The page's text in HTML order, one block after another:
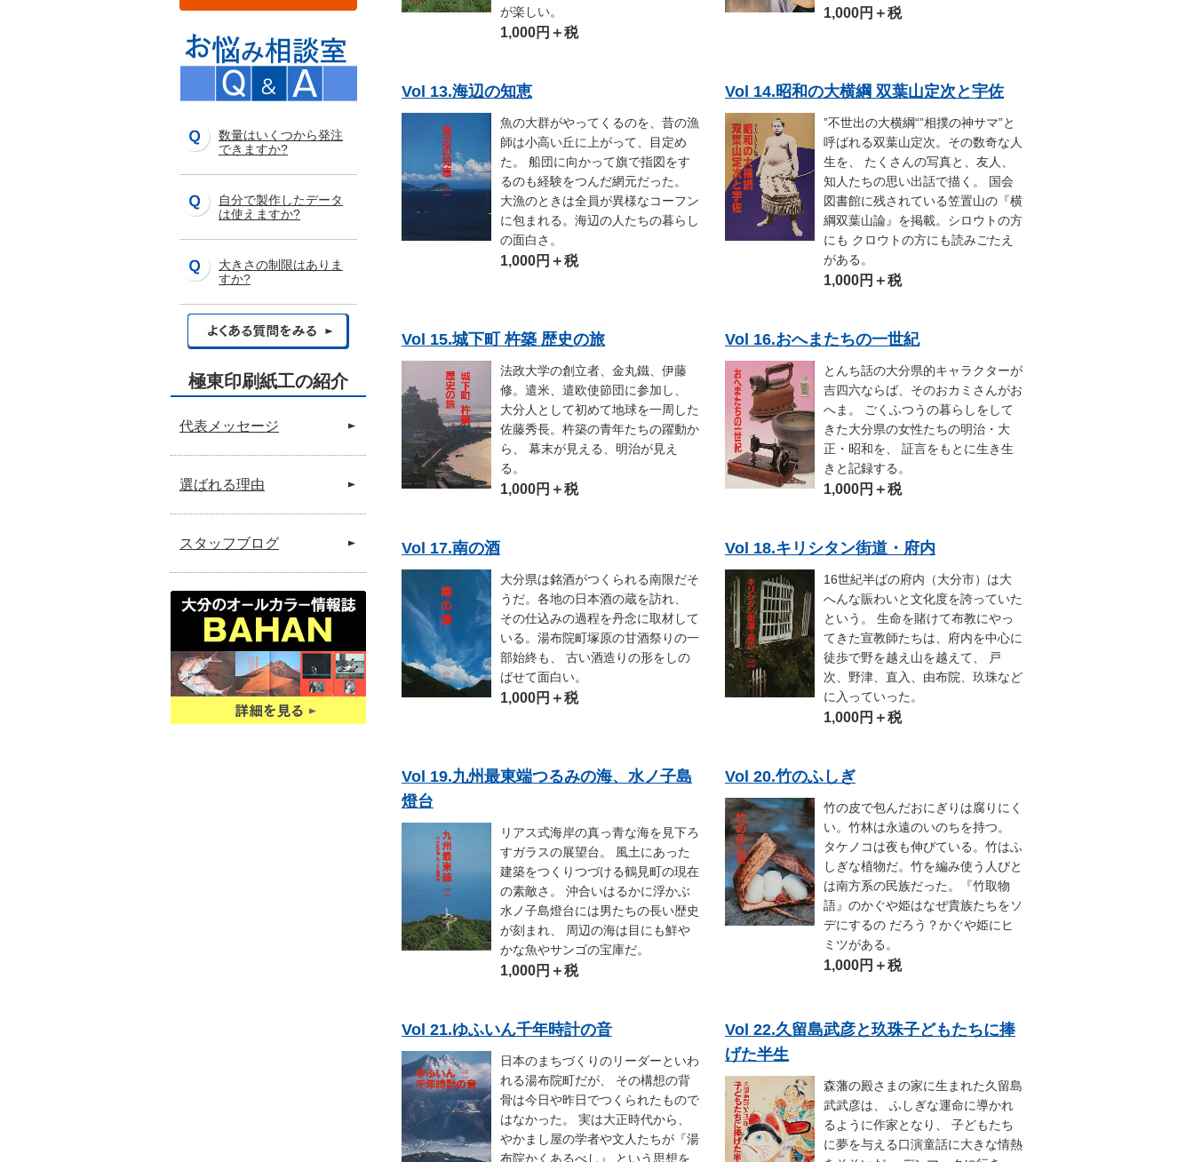
が楽しい。
1,000円＋税
1,000円＋税
Vol 13.海辺の知恵
魚の大群がやってくるのを、昔の漁
師は小高い丘に上がって、目定め
た。 船団に向かって旗で指図をす
るのも経験をつんだ網元だった。
大漁のときは全員が異様なコーフン
に包まれる。海辺の人たちの暮らし
の面白さ。
1,000円＋税
Vol 14.昭和の大横綱 双葉山定次と宇佐
”不世出の大横綱“”相撲の神サマ”と
呼ばれる双葉山定次。その数奇な人
生を、 たくさんの写真と、友人、
知人たちの思い出話で描く。 国会
図書館に残されている笠置山の『横
綱双葉山論』を掲載。シロウトの方
にも クロウトの方にも読みごたえ
がある。
1,000円＋税
Vol 15.城下町 杵築 歴史の旅
法政大学の創立者、金丸鐵、伊藤
修。遣米、遣欧使節団に参加し、
大分人として初めて地球を一周した
佐藤秀長。杵築の青年たちの躍動か
ら、 幕末が見える、明治が見え
る。
1,000円＋税
Vol 16.おへまたちの一世紀
とんち話の大分県的キャラクターが
吉四六ならば、そのおカミさんがお
へま。 ごくふつうの暮らしをして
きた大分県の女性たちの明治・大
正・昭和を、 証言をもとに生き生
きと記録する。
1,000円＋税
Vol 17.南の酒
大分県は銘酒がつくられる南限だそ
うだ。各地の日本酒の蔵を訪れ、
その仕込みの過程を丹念に取材して
いる。湯布院町塚原の甘酒祭りの一
部始終も、 古い酒造りの形をしの
ばせて面白い。
1,000円＋税
Vol 18.キリシタン街道・府内
16世紀半ばの府内（大分市）は大
へんな賑わいと文化度を誇っていた
という。 生命を賭けて布教にやっ
てきた宣教師たちは、府内を中心に
徒歩で野を越え山を越えて、 戸
次、野津、直入、由布院、玖珠など
に入っていった。
1,000円＋税
Vol 19.九州最東端つるみの海、水ノ子島
燈台
リアス式海岸の真っ青な海を見下ろ
すガラスの展望台。 風土にあった
建築をつくりつづける鶴見町の現在
の素敵さ。 沖合いはるかに浮かぶ
水ノ子島燈台には男たちの長い歴史
が刻まれ、 周辺の海は目にも鮮や
かな魚やサンゴの宝庫だ。
1,000円＋税
Vol 20.竹のふしぎ
竹の皮で包んだおにぎりは腐りにく
い。竹林は永遠のいのちを持つ。
タケノコは夜も伸びている。竹はふ
しぎな植物だ。竹を編み使う人びと
は南方系の民族だった。『竹取物
語』のかぐや姫はなぜ貴族たちをソ
デにするの だろう？かぐや姫にヒ
ミツがある。
1,000円＋税
Vol 21.ゆふいん千年時計の音
日本のまちづくりのリーダーといわ
れる湯布院町だが、 その構想の背
骨は今日や昨日でつくられたもので
はなかった。 実は大正時代から、
やかまし屋の学者や文人たちが『湯
布院かくあるべし』 という思想を
Vol 22.久留島武彦と玖珠子どもたちに捧
げた半生
森藩の殿さまの家に生まれた久留島
武武彦は、 ふしぎな運命に導かれ
るように作家となり、 子どもたち
に夢を与える口演童話に大きな情熱
数量はいくつから発注
できますか?
自分で製作したデータ
は使えますか?
大きさの制限はありま
すか?
極東印刷紙工の紹介
代表メッセージ
選ばれる理由
スタッフブログ